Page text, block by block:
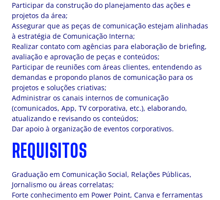
Participar da construção do planejamento das ações e
projetos da área;
Assegurar que as peças de comunicação estejam alinhadas
à estratégia de Comunicação Interna;
Realizar contato com agências para elaboração de briefing,
avaliação e aprovação de peças e conteúdos;
Participar de reuniões com áreas clientes, entendendo as
demandas e propondo planos de comunicação para os
projetos e soluções criativas;
Administrar os canais internos de comunicação
(comunicados, App, TV corporativa, etc.), elaborando,
atualizando e revisando os conteúdos;
Dar apoio à organização de eventos corporativos.
REQUISITOS
Graduação em Comunicação Social, Relações Públicas,
Jornalismo ou áreas correlatas;
Forte conhecimento em Power Point, Canva e ferramentas